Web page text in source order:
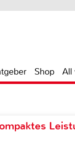
Shop All